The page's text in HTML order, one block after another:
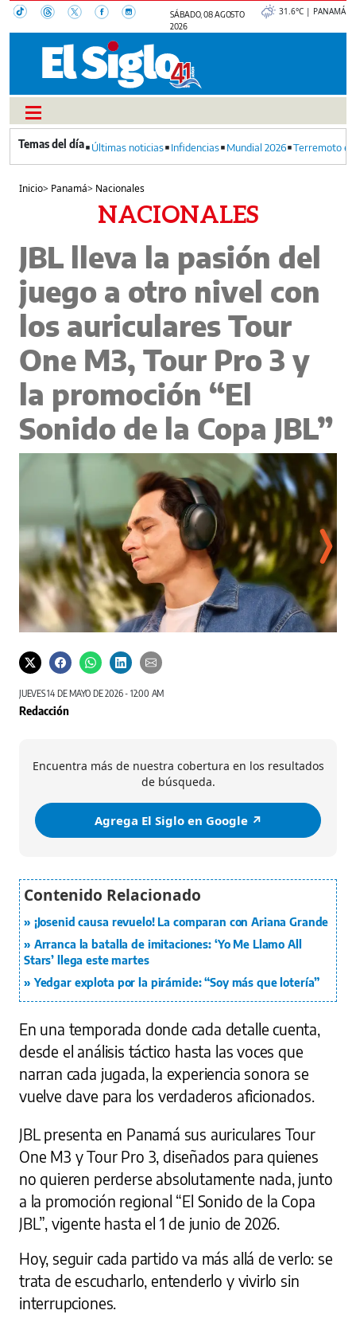
SÁBADO, 08 AGOSTO
2026
31.6°C | PANAMÁ
Últimas noticias Infidencias Mundial 2026 Terremoto
Inicio> Panamá> Nacionales
NACIONALES
JBL lleva la pasión del
juego a otro nivel con
los auriculares Tour
One M3, Tour Pro 3 y
la promoción “El
Sonido de la Copa JBL”
JUEVES 14 DE MAYO DE 2026 - 12:00 AM
Redacción
Encuentra más de nuestra cobertura en los resultados
de búsqueda.
Agrega El Siglo en Google ↗️
¡Josenid causa revuelo! La comparan con Ariana Grande
Arranca la batalla de imitaciones: ‘Yo Me Llamo All
Stars’ llega este martes
Yedgar explota por la pirámide: “Soy más que lotería”
En una temporada donde cada detalle cuenta,
desde el análisis táctico hasta las voces que
narran cada jugada, la experiencia sonora se
vuelve clave para los verdaderos aficionados.
JBL presenta en Panamá sus auriculares Tour
One M3 y Tour Pro 3, diseñados para quienes
no quieren perderse absolutamente nada, junto
a la promoción regional “El Sonido de la Copa
JBL”, vigente hasta el 1 de junio de 2026.
Hoy, seguir cada partido va más allá de verlo: se
trata de escucharlo, entenderlo y vivirlo sin
interrupciones.